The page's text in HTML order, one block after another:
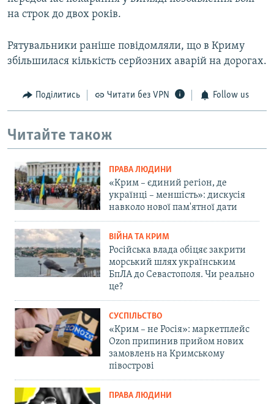
на строк до двох років.
Рятувальники раніше повідомляли, що в Криму
збільшилася кількість серйозних аварій на дорогах.
Поділитись Читати без VPN Follow us
Читайте також
ПРАВА ЛЮДИНИ
«Крим – єдиний регіон, де
українці – меншість»: дискусія
навколо нової пам'ятної дати
ВІЙНА ТА КРИМ
Російська влада обіцяє закрити
морський шлях українським
БпЛА до Севастополя. Чи реально
це?
СУСПІЛЬСТВО
«Крим – не Росія»: маркетплейс
Ozon припинив прийом нових
замовлень на Кримському
півострові
ПРАВА ЛЮДИНИ